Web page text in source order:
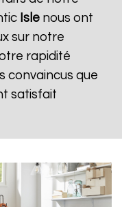
Islenous ont
sur notre
rapidité
convaincus que
satisfait